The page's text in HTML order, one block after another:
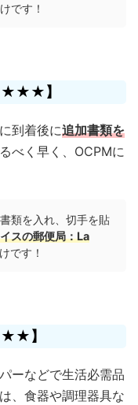
です！
★★★】
到着後に追加書類を
べく早く、OCPMに
類を入れ、切手を貼
スの郵便局：La
です！
★★】
ーなどで生活必需品
、食器や調理器具な